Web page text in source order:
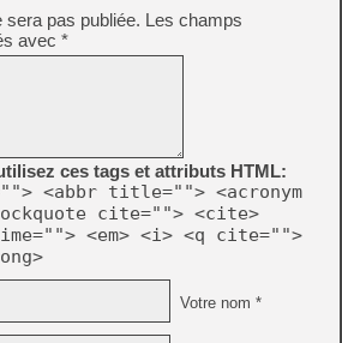
sera pas publiée. Les champs
avec *
ces tags et attributs HTML:
<abbr title=""> <acronym
cite=""> <cite>
<em> <i> <q cite="">
Votre nom *